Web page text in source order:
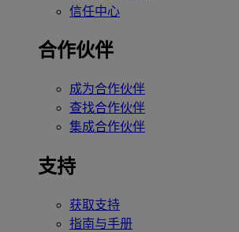
信任中心
合作伙伴
成为合作伙伴
查找合作伙伴
集成合作伙伴
支持
获取支持
指南与手册